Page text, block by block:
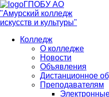
ГПОБУ АО
"Амурский колледж
искусств и культуры"
Колледж
О колледже
Новости
Объявления
Дистанционное
Преподавателям